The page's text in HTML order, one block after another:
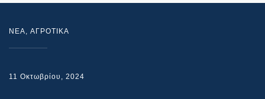
NEA, ΑΓΡΟΤΙΚΑ
11 Οκτωβρίου, 2024